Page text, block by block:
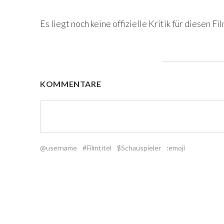
Es liegt noch keine offizielle Kritik für diesen
KOMMENTARE
@username #Filmtitel $Schauspieler :emoji